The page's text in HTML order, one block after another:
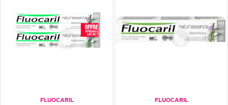
FLUOCARIL
FLUOCARIL